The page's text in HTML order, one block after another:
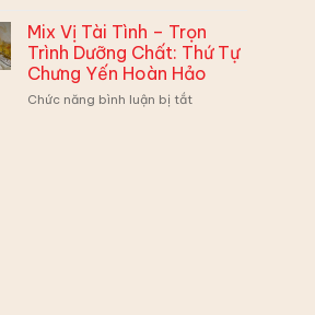
Tấu
Siêu
Hấp
Dẫn:
Chưng
“Chân
Ái”
Cho
Từng
Ốm
Tinh
Tế
–
Thay
Mix Vị Tài Tình – Trọn
Trình Dưỡng Chất: Thứ Tự
Chưng Yến Hoàn Hảo
Chức năng bình luận bị tắtở